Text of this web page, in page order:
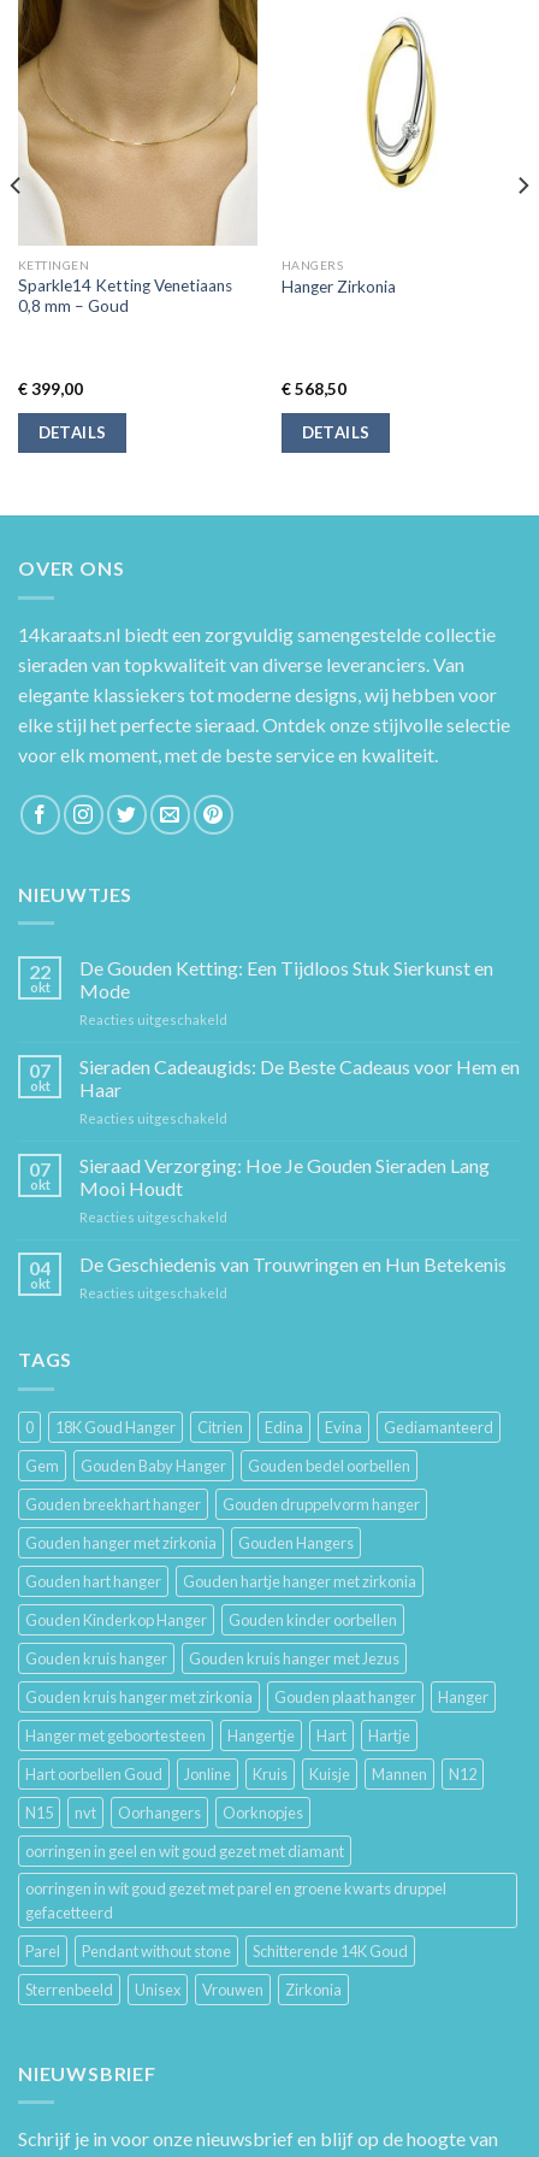
KETTINGEN
Sparkle14 Ketting Venetiaans
0,8 mm – Goud
€399,00
DETAILS
HANGERS
Hanger Zirkonia
€568,50
DETAILS
OVER ONS
14karaats.nl biedt een zorgvuldig samengestelde collectie
sieraden van topkwaliteit van diverse leveranciers. Van
elegante klassiekers tot moderne designs, wij hebben voor
elke stijl het perfecte sieraad. Ontdek onze stijlvolle selectie
voor elk moment, met de beste service en kwaliteit.
NIEUWTJES
22
okt
De Gouden Ketting: Een Tijdloos Stuk Sierkunst en
Mode
Reacties uitgeschakeld
Gouden
Sierkunst
07
okt
Sieraden Cadeaugids: De Beste Cadeaus voor Hem en
Haar
Reacties uitgeschakeld
Cadeaugids:
De
Hem
07
okt
Sieraad Verzorging: Hoe Je Gouden Sieraden Lang
Mooi Houdt
Reacties uitgeschakeld
Verzorging:
04
okt
De Geschiedenis van Trouwringen en Hun Betekenis
Reacties uitgeschakeld
Hun
Betekenis
TAGS
0 18K Goud Hanger Citrien Edina Evina
Gediamanteerd
Gem
Gouden Baby Hanger
Gouden bedel oorbellen
Gouden breekhart hanger
Gouden druppelvorm hanger
Gouden hanger met zirkonia
Gouden Hangers
Gouden hart hanger
Gouden hartje hanger met zirkonia
Gouden Kinderkop Hanger
Gouden kinder oorbellen
Gouden kruis hanger
Gouden kruis hanger met Jezus
Gouden kruis hanger met zirkonia
Gouden plaat hanger
Hanger
Hanger met geboortesteen
Hangertje Hart
Hartje
Hart oorbellen Goud
Jonline Kruis Kuisje Mannen
N12
N15
nvt Oorhangers
Oorknopjes
oorringen in geel en wit goud gezet met diamant
oorringen in wit goud gezet met parel en groene kwarts druppel
gefacetteerd
Parel
Pendant without stone
Schitterende 14K Goud
Sterrenbeeld
Unisex Vrouwen Zirkonia
NIEUWSBRIEF
Schrijf je in voor onze nieuwsbrief en blijf op de hoogte van